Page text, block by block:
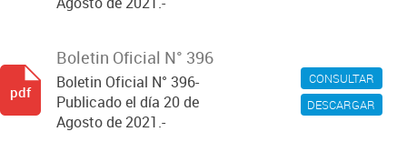
CONSULTAR
DESCARGAR
Boletin Oficial N° 396
Boletin Oficial N° 396-
Publicado el día 20 de
Agosto de 2021.-
pdf